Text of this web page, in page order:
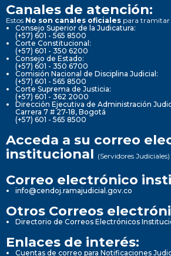
Canales de atención:
Estos No son canales oficiales para tramitar
Consejo Superior de la Judicatura:
(+57) 601 - 565 8500
Corte Constitucional:
(+57) 601 - 350 6200
Consejo de Estado:
(+57) 601 - 350 6700
Comisión Nacional de Disciplina Judicial:
(+57) 601 - 565 8500
Corte Suprema de Justicia:
(+57) 601 - 362 2000
Dirección Ejecutiva de Administración
Carrera 7 # 27-18, Bogotá
(+57) 601 - 565 8500
Acceda a su correo
institucional (Servidores Judiciales)
Correo electrónico
info@cendoj.ramajudicial.gov.co
Otros Correos
Directorio de Correos Electrónicos
Enlaces de interés:
Cuentas de correo para Notificaciones